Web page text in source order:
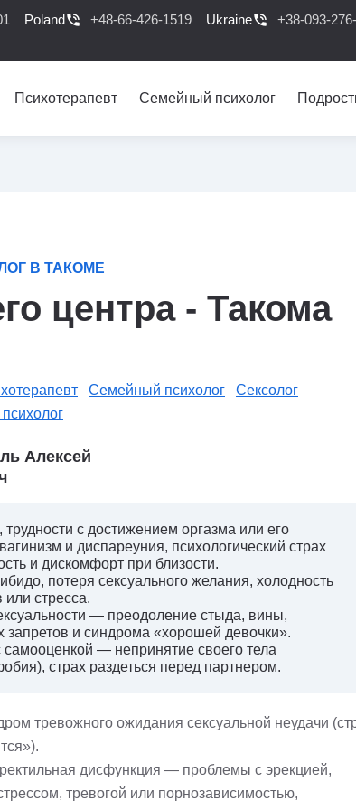
Polandphone_in_talk +48-66-426-1519 Ukrainephone_in_talk +38-093-
Психотерапевт Семейный психолог
В ТАКОМЕ
центра - Такома
Семейный психолог
Сексолог
Алексей
трудности с достижением оргазма или его
и диспареуния, психологический страх
и дискомфорт при близости.
потеря сексуального желания, холодность
или стресса.
— преодоление стыда, вины,
запретов и синдрома «хорошей девочки».
— непринятие своего тела
страх раздеться перед партнером.
тревожного ожидания сексуальной неудачи
дисфункция — проблемы с эрекцией,
тревогой или порнозависимостью,